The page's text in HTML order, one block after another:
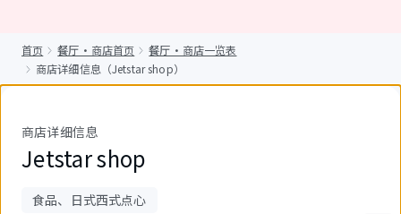
首页 餐厅・商店首页
餐厅・商店一览表
商店详细信息（Jetstar shop）
商店详细信息
Jetstar shop
食品、日式西式点心